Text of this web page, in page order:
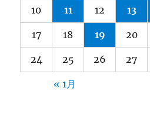
10 11 12 13
17 18 19 20
24 25 26 27
« 1月